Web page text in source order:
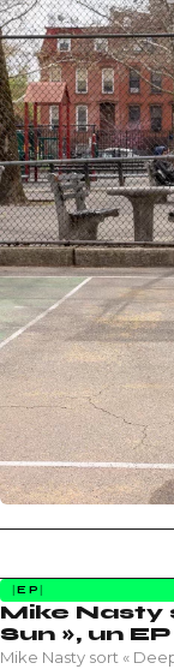
EP
Mike Nasty
Sun », un
Mike Nasty sort «